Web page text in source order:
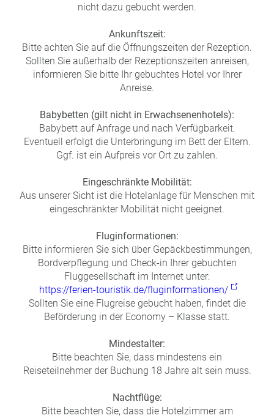
nicht dazu gebucht werden.
Ankunftszeit:
Bitte achten Sie auf die Öffnungszeiten der Rezeption.
Sollten Sie außerhalb der Rezeptionszeiten anreisen,
informieren Sie bitte Ihr gebuchtes Hotel vor Ihrer
Anreise.
Babybetten (gilt nicht in Erwachsenenhotels):
Babybett auf Anfrage und nach Verfügbarkeit.
Eventuell erfolgt die Unterbringung im Bett der Eltern.
Ggf. ist ein Aufpreis vor Ort zu zahlen.
Eingeschränkte Mobilität:
Aus unserer Sicht ist die Hotelanlage für Menschen mit
eingeschränkter Mobilität nicht geeignet.
Fluginformationen:
Bitte informieren Sie sich über Gepäckbestimmungen,
Bordverpflegung und Check-in Ihrer gebuchten
Fluggesellschaft im Internet unter:
https://ferien-touristik.de/fluginformationen/
Sollten Sie eine Flugreise gebucht haben, findet die
Beförderung in der Economy – Klasse statt.
Mindestalter:
Bitte beachten Sie, dass mindestens ein
Reiseteilnehmer der Buchung 18 Jahre alt sein muss.
Nachtflüge:
Bitte beachten Sie, dass die Hotelzimmer am